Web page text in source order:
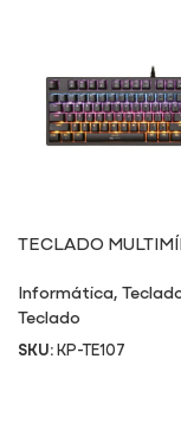
TECLADO
Informática,
Teclado
SKU:KP-TE107